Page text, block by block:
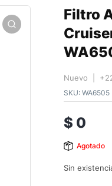
Filtro
Nuevo |
SKU: WA6505
$ 0
Agotado
Sin